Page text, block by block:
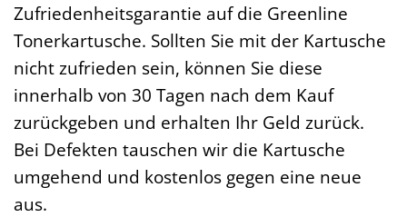
Zufriedenheitsgarantie auf die Greenline
Tonerkartusche. Sollten Sie mit der Kartusche
nicht zufrieden sein, können Sie diese
innerhalb von 30 Tagen nach dem Kauf
zurückgeben und erhalten Ihr Geld zurück.
Bei Defekten tauschen wir die Kartusche
umgehend und kostenlos gegen eine neue
aus.